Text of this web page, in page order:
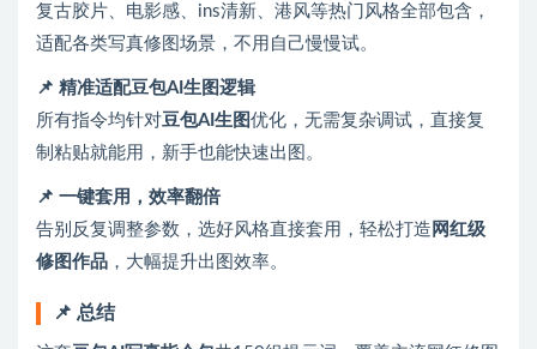
复古胶片、电影感、ins清新、港风等热门风格全部包含，
适配各类写真修图场景，不用自己慢慢试。
📌 精准适配豆包AI生图逻辑
所有指令均针对豆包AI生图优化，无需复杂调试，直接复
制粘贴就能用，新手也能快速出图。
📌 一键套用，效率翻倍
告别反复调整参数，选好风格直接套用，轻松打造 网红级
修图作品 ，大幅提升出图效率。
📌 总结